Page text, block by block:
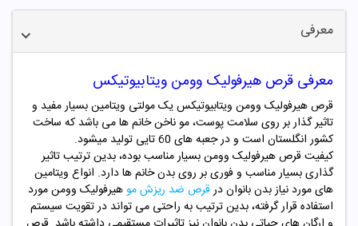
معرفی
معرفی قرص هیرفولیک وومن ویتابیوتیکس
قرص هیرفولیک وومن ویتابیوتیکس یک مولتی ویتامین بسیار مفید و
تاثیر گذار بر روی سلامت پوست، مو ناخن خانم ها می باشد که ساخت
کشور انگلستان است و در جعبه های 60 تایی تولید میشود.
کیفیت قرص هیرفولیک وومن بسیار مناسب بوده، بدین ترتیب تاثیر
گذاری بسیار مناسب و فوری بر روی بدن خانم ها دارد. انواع ویتامین
های مورد نیاز بدن بانوان در قرص ضد ریزش مو هیرفولیک وومن مورد
استفاده قرار گرفته، بدین ترتیب به راحتی می تواند در تقویت سیستم